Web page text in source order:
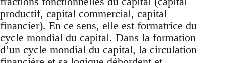
productif, capital commercial, capital
financier). En ce sens, elle est formatrice du
cycle mondial du capital. Dans la formation
d’un cycle mondial du capital, la circulation